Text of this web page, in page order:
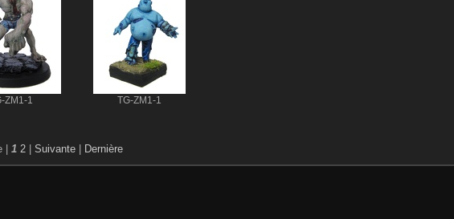
ZM1-1 TG-ZM1-1
1 2 Suivante Dernière